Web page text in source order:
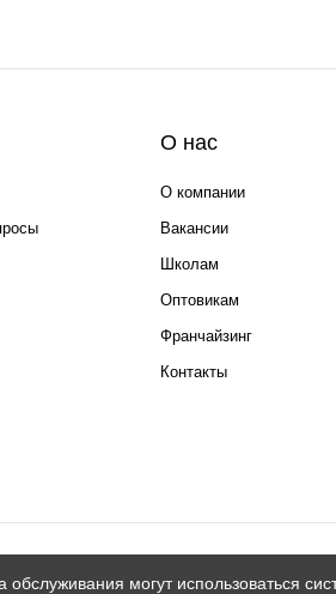
О нас
О компании
Вакансии
Школам
Оптовикам
Франчайзинг
Контакты
могут использоваться